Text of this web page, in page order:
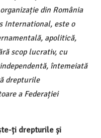
din România
International, este o
apolitică,
scop lucrativ, cu
întemeiată
drepturile
a Federației
ți drepturile și